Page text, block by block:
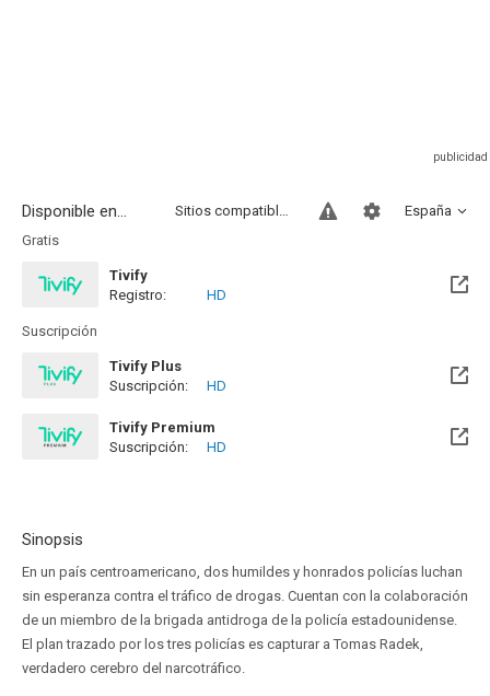
Disponible en... España
Sitios compatibles
Gratis
Tivify
Disponible hasta el Mié, 22 Mar 2028 (Queda 1 año)
Registro: HD
Suscripción
Tivify Plus
Disponible hasta el Mié, 22 Mar 2028 (Queda 1 año)
Suscripción: HD
Tivify Premium
Disponible hasta el Mié, 22 Mar 2028 (Queda 1 año)
Suscripción: HD
Sinopsis
En un país centroamericano, dos humildes y honrados policías luchan
sin esperanza contra el tráfico de drogas. Cuentan con la colaboración
de un miembro de la brigada antidroga de la policía estadounidense.
El plan trazado por los tres policías es capturar a Tomas Radek,
verdadero cerebro del narcotráfico.